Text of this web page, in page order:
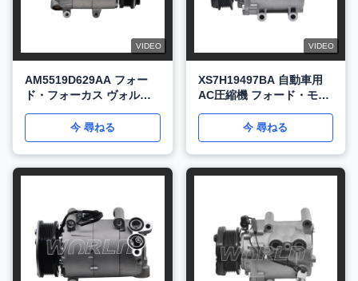
VIDEO
AM5519D629AA フォー
ド・フォーカス ヴォルヴ
け 自動車用 AC コンプレ
ッサー
今 尋ねる
VIDEO
XS7H19497BA 自動車用
AC圧縮機 フォード・モン
ン・ナビゲーター用 2.5
WXFD057
今 尋ねる